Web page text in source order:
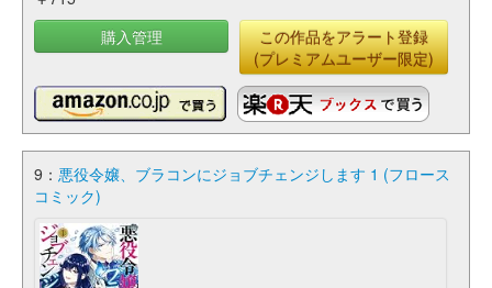
購入管理
この作品をアラート登録
(プレミアムユーザー限定)
9： 悪役令嬢、ブラコンにジョブチェンジします 1 (フロース
コミック)